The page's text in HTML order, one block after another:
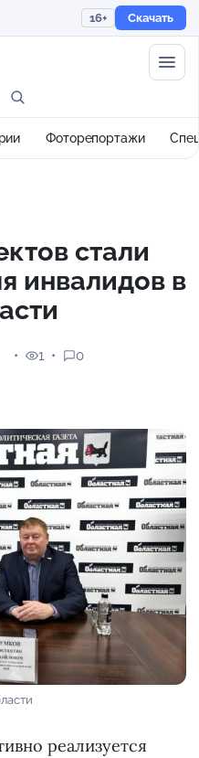
16+ Скачать
Фоторепортажи
стали
инвалидов в
1 0
реализуется